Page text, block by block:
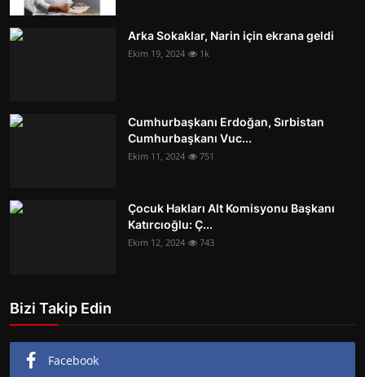
Arka Sokaklar, Narin için ekrana geldi
Ekim 19, 2024 1k
Cumhurbaşkanı Erdoğan, Sırbistan
Cumhurbaşkanı Vuc...
Ekim 11, 2024 751
Çocuk Hakları Alt Komisyonu Başkanı
Katırcıoğlu: Ç...
Ekim 12, 2024 743
Bizi Takip Edin
Facebook